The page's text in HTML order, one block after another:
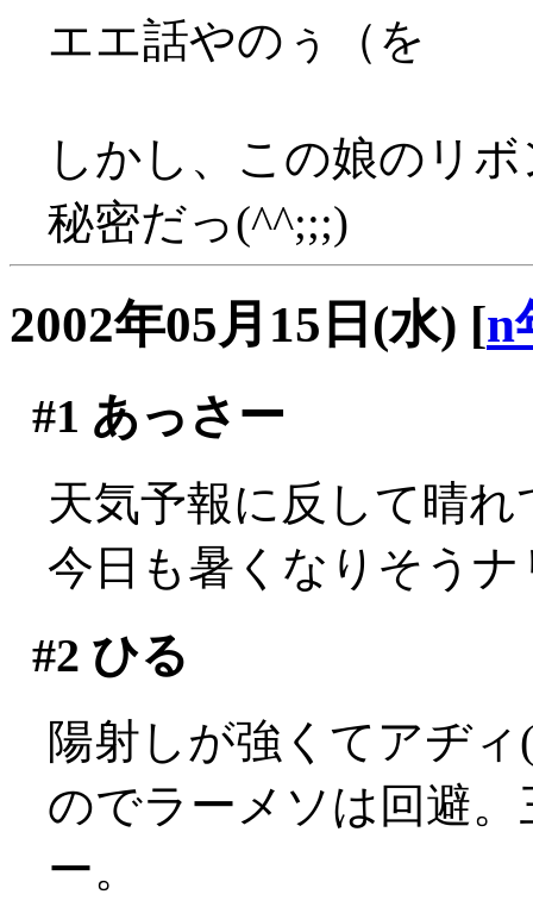
エエ話やのぅ（を
しかし、この娘のリ
秘密だっ(^^;;;)
2002年05月15日(水) [n
#1 あっさー
天気予報に反して晴れ
今日も暑くなりそう
#2 ひる
陽射しが強くてアヂィ
のでラーメソは回避
ー。